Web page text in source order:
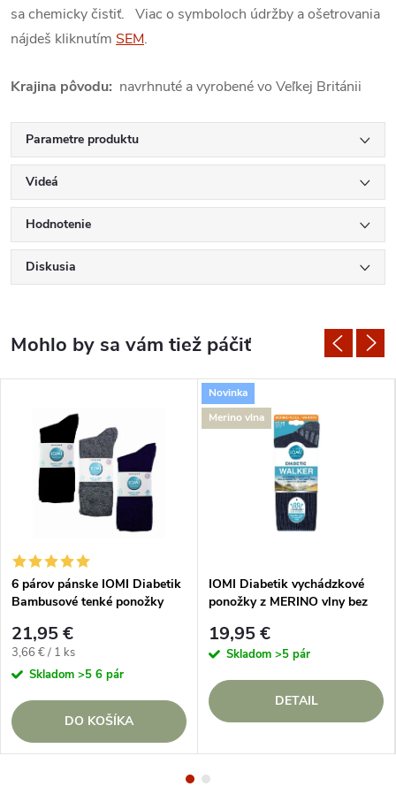
sa chemicky čistiť. Viac o symboloch údržby a ošetrovania
nájdeš kliknutím SEM.
Krajina pôvodu: navrhnuté a vyrobené vo Veľkej Británii
Parametre produktu
Videá
Hodnotenie
Diskusia
6 párov pánske IOMI Diabetik
Bambusové tenké ponožky
21,95 €
Jednotková
cena:
3,66 € / 1 ks
Skladom >5 6 pár
DO KOŠÍKA
Novinka
Merino vlna
IOMI Diabetik vychádzkové
ponožky z MERINO vlny bez
19,95 €
Skladom >5 pár
DETAIL